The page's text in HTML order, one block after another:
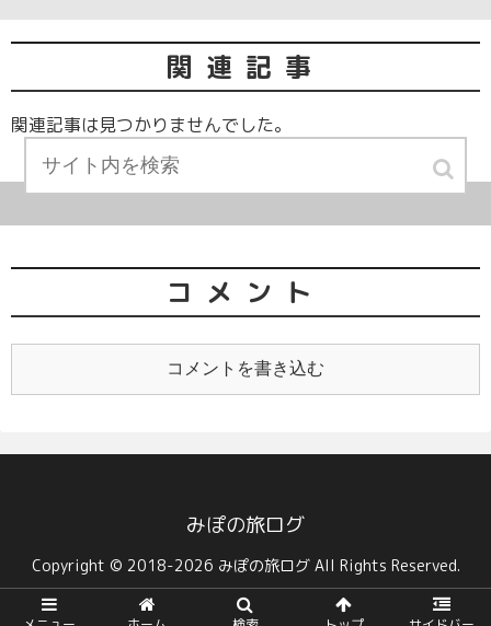
関連記事
関連記事は見つかりませんでした。
コメント
コメントを書き込む
みぽの旅ログ
Copyright © 2018-2026 みぽの旅ログ All Rights Reserved.